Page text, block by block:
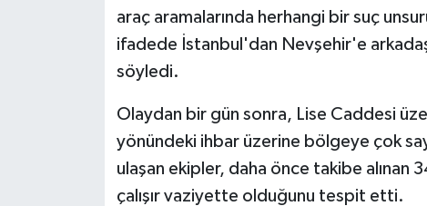
araç aramalarında herhangi bir suç
ifadede İstanbul'dan Nevşehir'e
söyledi.
Olaydan bir gün sonra, Lise Caddesi
yönündeki ihbar üzerine bölgeye çok
ulaşan ekipler, daha önce takibe alınan
çalışır vaziyette olduğunu tespit etti.